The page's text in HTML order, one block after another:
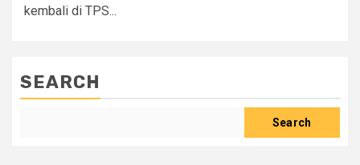
kembali di TPS...
SEARCH
Search